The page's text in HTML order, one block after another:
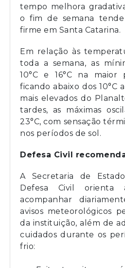
tempo melhora
o fim de semana
firme em Santa Catarina.
Em relação às
toda a semana, as
10°C e 16°C na
ficando abaixo dos 10°C
mais elevados do
tardes, as máximas
23°C, com sensação
nos períodos de sol.
Defesa Civil
A Secretaria de
Defesa Civil orienta
acompanhar
avisos meteorológicos
da instituição, além de
cuidados durante os
frio: